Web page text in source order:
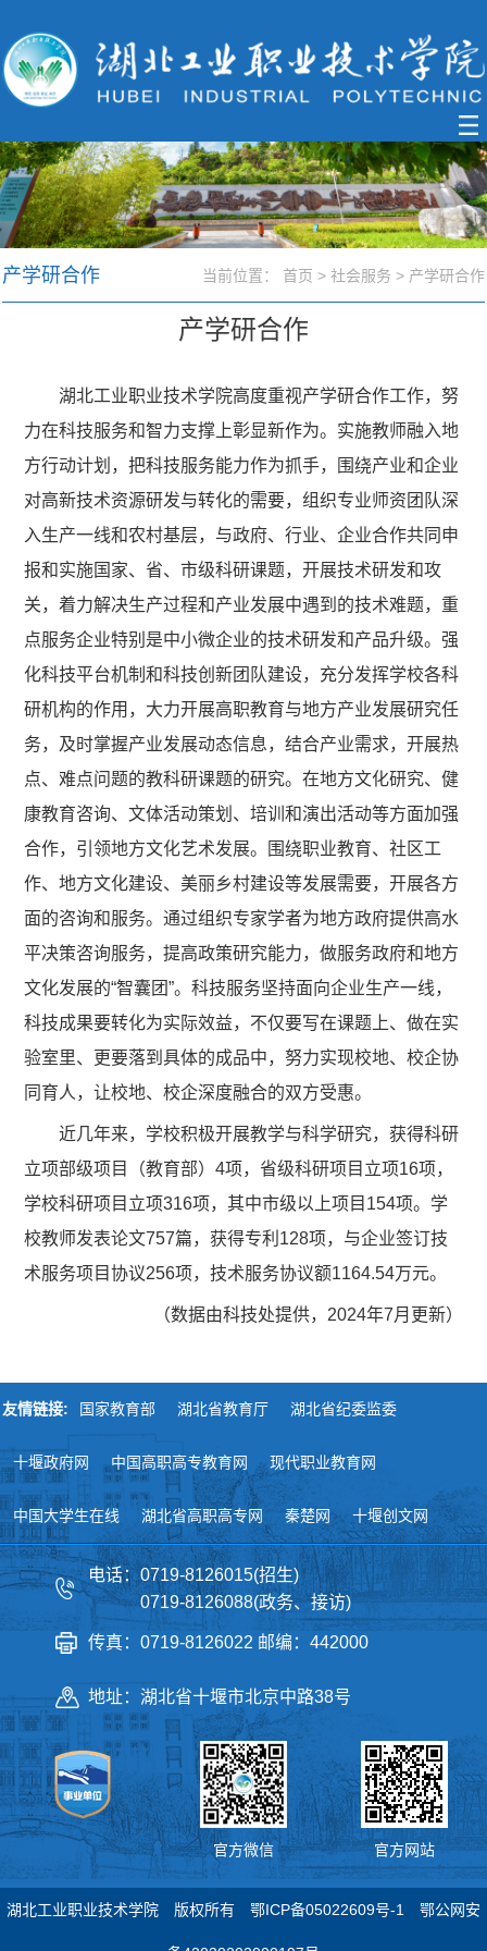
产学研合作 当前位置： 首页 > 社会服务 > 产学研合作
产学研合作
湖北工业职业技术学院高度重视产学研合作工作，努
力在科技服务和智力支撑上彰显新作为。实施教师融入地
方行动计划，把科技服务能力作为抓手，围绕产业和企业
对高新技术资源研发与转化的需要，组织专业师资团队深
入生产一线和农村基层，与政府、行业、企业合作共同申
报和实施国家、省、市级科研课题，开展技术研发和攻
关，着力解决生产过程和产业发展中遇到的技术难题，重
点服务企业特别是中小微企业的技术研发和产品升级。强
化科技平台机制和科技创新团队建设，充分发挥学校各科
研机构的作用，大力开展高职教育与地方产业发展研究任
务，及时掌握产业发展动态信息，结合产业需求，开展热
点、难点问题的教科研课题的研究。在地方文化研究、健
康教育咨询、文体活动策划、培训和演出活动等方面加强
合作，引领地方文化艺术发展。围绕职业教育、社区工
作、地方文化建设、美丽乡村建设等发展需要，开展各方
面的咨询和服务。通过组织专家学者为地方政府提供高水
平决策咨询服务，提高政策研究能力，做服务政府和地方
文化发展的“智囊团”。科技服务坚持面向企业生产一线，
科技成果要转化为实际效益，不仅要写在课题上、做在实
验室里、更要落到具体的成品中，努力实现校地、校企协
同育人，让校地、校企深度融合的双方受惠。
近几年来，学校积极开展教学与科学研究，获得科研
立项部级项目（教育部）4项，省级科研项目立项16项，
学校科研项目立项316项，其中市级以上项目154项。学
校教师发表论文757篇，获得专利128项，与企业签订技
术服务项目协议256项，技术服务协议额1164.54万元。
（数据由科技处提供，2024年7月更新）
友情链接: 国家教育部 湖北省教育厅 湖北省纪委监委
十堰政府网 中国高职高专教育网 现代职业教育网
中国大学生在线 湖北省高职高专网 秦楚网 十堰创文网
电话：0719-8126015(招生)
0719-8126088(政务、接访)
传真：0719-8126022 邮编：442000
地址：湖北省十堰市北京中路38号
官方微信 官方网站
湖北工业职业技术学院 版权所有 鄂ICP备05022609号-1 鄂公网安